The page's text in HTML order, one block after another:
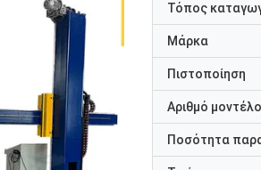
Τόπος
Μάρκα
Πιστοποίηση
Αριθμό
Ποσότητα